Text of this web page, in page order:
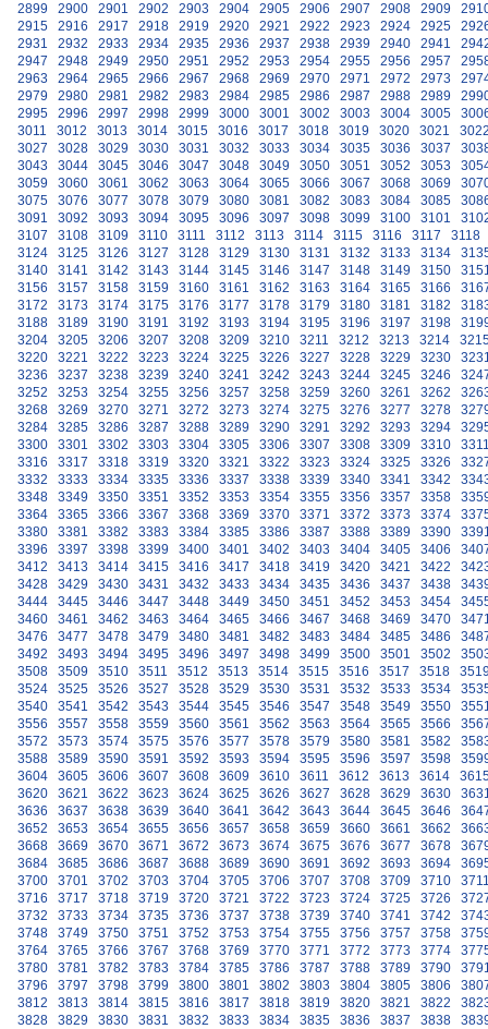
2899
2900 2901 2902 2903 2904 2905 2906 2907 2908 2909
2915
2916 2917 2918 2919 2920 2921 2922 2923 2924 2925
2931
2932 2933 2934 2935 2936 2937 2938 2939 2940 2941
2947
2948 2949 2950 2951 2952 2953 2954 2955 2956 2957
2963
2964 2965 2966 2967 2968 2969 2970 2971 2972 2973
2979
2980 2981 2982 2983 2984 2985 2986 2987 2988 2989
2995
2996 2997 2998 2999 3000 3001 3002 3003 3004 3005
3011
3012 3013 3014 3015 3016 3017 3018 3019 3020 3021
3027
3028 3029 3030 3031 3032 3033 3034 3035 3036 3037
3043
3044 3045 3046 3047 3048 3049 3050 3051 3052 3053
3059
3060 3061 3062 3063 3064 3065 3066 3067 3068 3069
3075
3076 3077 3078 3079 3080 3081 3082 3083 3084 3085
3091
3092 3093 3094 3095 3096 3097 3098 3099 3100 3101
3107
3108 3109 3110 3111 3112 3113 3114 3115 3116 3117
3118
3124
3125 3126 3127 3128 3129 3130 3131 3132 3133 3134
3140
3141 3142 3143 3144 3145 3146 3147 3148 3149 3150
3156
3157 3158 3159 3160 3161 3162 3163 3164 3165 3166
3172
3173 3174 3175 3176 3177 3178 3179 3180 3181 3182
3188
3189 3190 3191 3192 3193 3194 3195 3196 3197 3198
3204
3205 3206 3207 3208 3209 3210 3211 3212 3213 3214
3220
3221 3222 3223 3224 3225 3226 3227 3228 3229 3230
3236
3237 3238 3239 3240 3241 3242 3243 3244 3245 3246
3252
3253 3254 3255 3256 3257 3258 3259 3260 3261 3262
3268
3269 3270 3271 3272 3273 3274 3275 3276 3277 3278
3284
3285 3286 3287 3288 3289 3290 3291 3292 3293 3294
3300
3301 3302 3303 3304 3305 3306 3307 3308 3309 3310
3316
3317 3318 3319 3320 3321 3322 3323 3324 3325 3326
3332
3333 3334 3335 3336 3337 3338 3339 3340 3341 3342
3348
3349 3350 3351 3352 3353 3354 3355 3356 3357 3358
3364
3365 3366 3367 3368 3369 3370 3371 3372 3373 3374
3380
3381 3382 3383 3384 3385 3386 3387 3388 3389 3390
3396
3397 3398 3399 3400 3401 3402 3403 3404 3405 3406
3412
3413 3414 3415 3416 3417 3418 3419 3420 3421 3422
3428
3429 3430 3431 3432 3433 3434 3435 3436 3437 3438
3444
3445 3446 3447 3448 3449 3450 3451 3452 3453 3454
3460
3461 3462 3463 3464 3465 3466 3467 3468 3469 3470
3476
3477 3478 3479 3480 3481 3482 3483 3484 3485 3486
3492
3493 3494 3495 3496 3497 3498 3499 3500 3501 3502
3508
3509 3510 3511 3512 3513 3514 3515 3516 3517 3518
3524
3525 3526 3527 3528 3529 3530 3531 3532 3533 3534
3540
3541 3542 3543 3544 3545 3546 3547 3548 3549 3550
3556
3557 3558 3559 3560 3561 3562 3563 3564 3565 3566
3572
3573 3574 3575 3576 3577 3578 3579 3580 3581 3582
3588
3589 3590 3591 3592 3593 3594 3595 3596 3597 3598
3604
3605 3606 3607 3608 3609 3610 3611 3612 3613 3614
3620
3621 3622 3623 3624 3625 3626 3627 3628 3629 3630
3636
3637 3638 3639 3640 3641 3642 3643 3644 3645 3646
3652
3653 3654 3655 3656 3657 3658 3659 3660 3661 3662
3668
3669 3670 3671 3672 3673 3674 3675 3676 3677 3678
3684
3685 3686 3687 3688 3689 3690 3691 3692 3693 3694
3700
3701 3702 3703 3704 3705 3706 3707 3708 3709 3710
3716
3717 3718 3719 3720 3721 3722 3723 3724 3725 3726
3732
3733 3734 3735 3736 3737 3738 3739 3740 3741 3742
3748
3749 3750 3751 3752 3753 3754 3755 3756 3757 3758
3764
3765 3766 3767 3768 3769 3770 3771 3772 3773 3774
3780
3781 3782 3783 3784 3785 3786 3787 3788 3789 3790
3796
3797 3798 3799 3800 3801 3802 3803 3804 3805 3806
3812
3813 3814 3815 3816 3817 3818 3819 3820 3821 3822
3828
3829 3830 3831 3832 3833 3834 3835 3836 3837 3838